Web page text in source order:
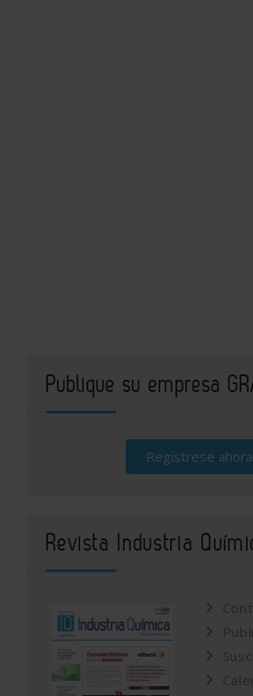
Publique su empresa
Regístrese ahora
Revista Industria